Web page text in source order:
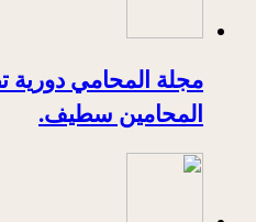
مجلة المحامي
المحامين سطيف.